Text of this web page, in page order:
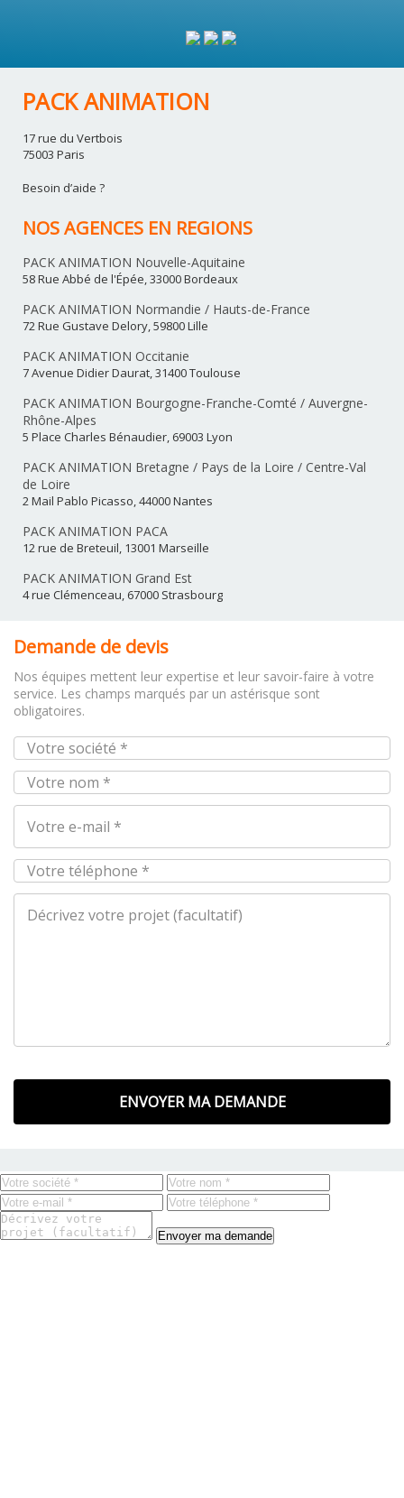
PACK ANIMATION
17 rue du Vertbois
75003 Paris
Besoin d’aide ?
NOS AGENCES EN REGIONS
PACK ANIMATION Nouvelle-Aquitaine
58 Rue Abbé de l'Épée, 33000 Bordeaux
PACK ANIMATION Normandie / Hauts-de-France
72 Rue Gustave Delory, 59800 Lille
PACK ANIMATION Occitanie
7 Avenue Didier Daurat, 31400 Toulouse
PACK ANIMATION Bourgogne-Franche-Comté / Auvergne-
Rhône-Alpes
5 Place Charles Bénaudier, 69003 Lyon
PACK ANIMATION Bretagne / Pays de la Loire / Centre-Val
de Loire
2 Mail Pablo Picasso, 44000 Nantes
PACK ANIMATION PACA
12 rue de Breteuil, 13001 Marseille
PACK ANIMATION Grand Est
4 rue Clémenceau, 67000 Strasbourg
Demande de devis
Nos équipes mettent leur expertise et leur savoir-faire à votre
service. Les champs marqués par un astérisque sont
obligatoires.